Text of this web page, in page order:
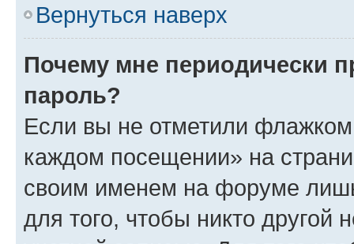
Вернуться наверх
Почему мне периодически
пароль?
Если вы не отметили флажком
каждом посещении» на
своим именем на форуме
для того, чтобы никто другой